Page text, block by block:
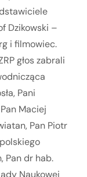
Dzikowski –
i filmowiec.
głos zabrali
Pani
Maciej
Pan Piotr
Pan dr hab.
Naukowej